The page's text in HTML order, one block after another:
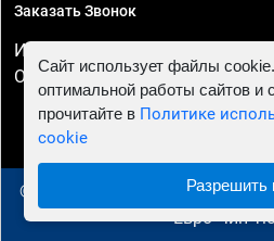
Заказать Звонок
ИП Смирнов Георгий Павлович.
ОГРНИП 324470400032610
© 2010 - 2026 Чип тюнинг в
"Евро Чип
Сайт использует файлы
оптимальной работы сайтов и
прочитайте в Политике
cookie
Разрешить